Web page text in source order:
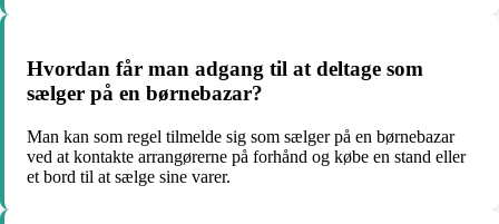
Hvordan får man adgang til at deltage som
sælger på en børnebazar?
Man kan som regel tilmelde sig som sælger på en børnebazar
ved at kontakte arrangørerne på forhånd og købe en stand eller
et bord til at sælge sine varer.